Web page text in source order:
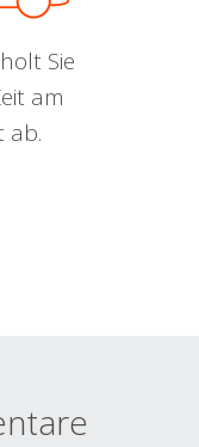
Sie
am
ab.